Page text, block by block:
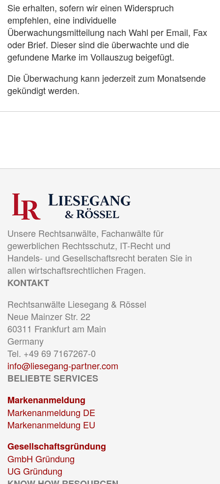
Sie erhalten, sofern wir einen Widerspruch
empfehlen, eine individuelle
Überwachungsmitteilung nach Wahl per Email, Fax
oder Brief. Dieser sind die überwachte und die
gefundene Marke im Vollauszug beigefügt.
Die Überwachung kann jederzeit zum Monatsende
gekündigt werden.
Unsere Rechtsanwälte, Fachanwälte für
gewerblichen Rechtsschutz, IT-Recht und
Handels- und Gesellschaftsrecht beraten Sie in
allen wirtschaftsrechtlichen Fragen.
KONTAKT
Rechtsanwälte Liesegang & Rössel
Neue Mainzer Str. 22
60311 Frankfurt am Main
Germany
Tel. +49 69 7167267-0
info@liesegang-partner.com
BELIEBTE SERVICES
Markenanmeldung
Markenanmeldung DE
Markenanmeldung EU
Gesellschaftsgründung
GmbH Gründung
UG Gründung